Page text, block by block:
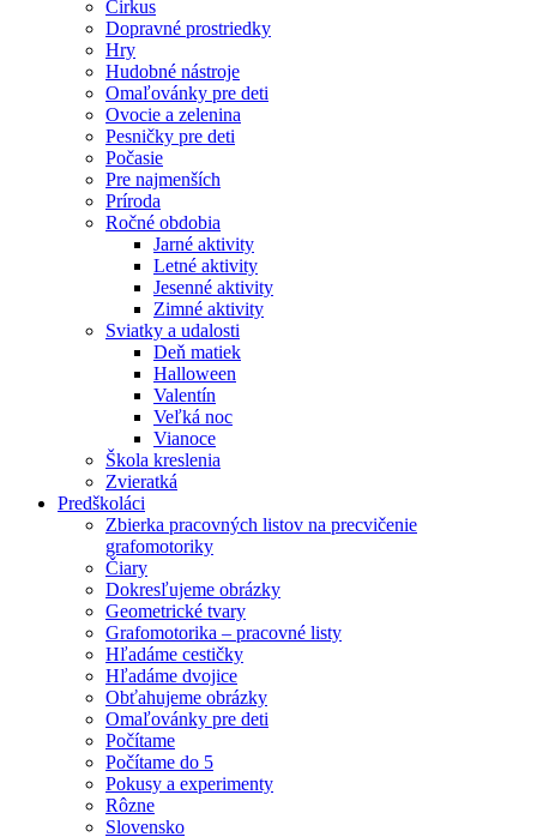
Cirkus
Dopravné prostriedky
Hry
Hudobné nástroje
Omaľovánky pre deti
Ovocie a zelenina
Pesničky pre deti
Počasie
Pre najmenších
Príroda
Ročné obdobia
Jarné aktivity
Letné aktivity
Jesenné aktivity
Zimné aktivity
Sviatky a udalosti
Deň matiek
Halloween
Valentín
Veľká noc
Vianoce
Škola kreslenia
Zvieratká
Predškoláci
Zbierka pracovných listov na precvičenie
grafomotoriky
Čiary
Dokresľujeme obrázky
Geometrické tvary
Grafomotorika – pracovné listy
Hľadáme cestičky
Hľadáme dvojice
Obťahujeme obrázky
Omaľovánky pre deti
Počítame
Počítame do 5
Pokusy a experimenty
Rôzne
Slovensko